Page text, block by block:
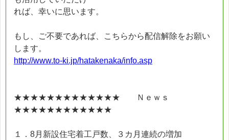
れば、幸いに思います。
もし、ご不要であれば、こちらから配信解除をお願い
します。
http://www.to-ki.jp/hatakenaka/info.asp
★★★★★★★★★★★★★ Ｎｅｗｓ
★★★★★★★★★★★★
１．8月新設住宅着工戸数、３カ月連続の増加